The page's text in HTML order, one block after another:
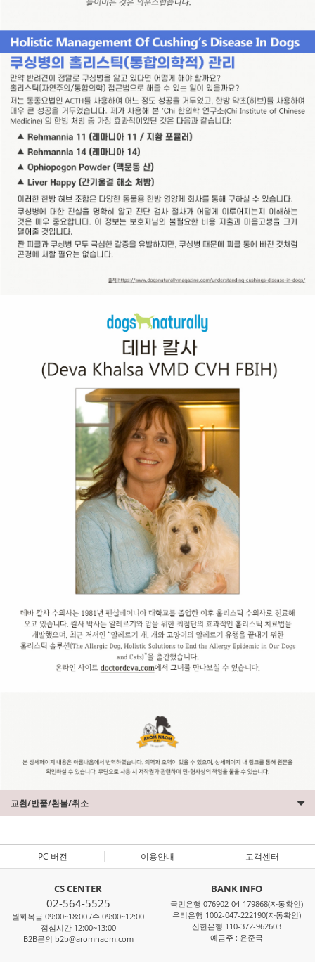
교환/반품/환불/취소
PC 버전 이용안내 고객센터
CS CENTER
02-564-5525
월화목금 09:00~18:00 /수 09:00~12:00
점심시간 12:00~13:00
B2B문의 b2b@aromnaom.com
BANK INFO
국민은행 076902-04-179868(자동확인)
우리은행 1002-047-222190(자동확인)
신한은행 110-372-962603
예금주 : 윤준국